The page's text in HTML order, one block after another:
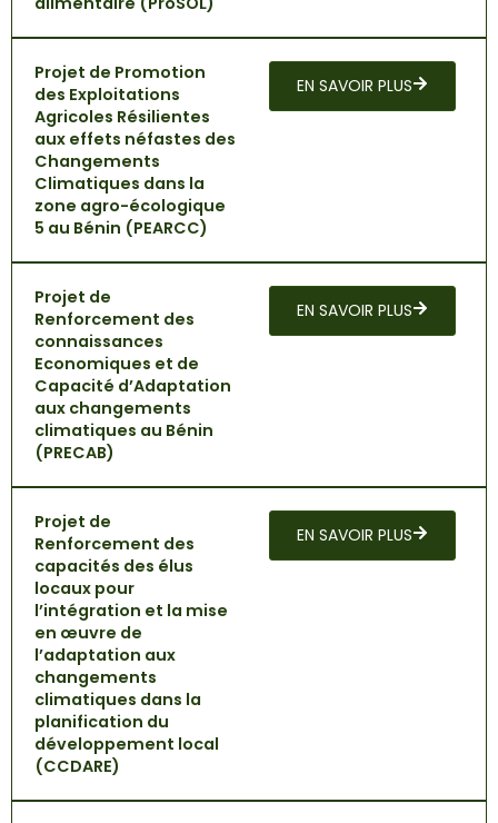
Projet de Promotion
des Exploitations
Agricoles Résilientes
aux effets néfastes des
Changements
Climatiques dans la
zone agro-écologique
5 au Bénin (PEARCC)
EN SAVOIR PLUS
Projet de
Renforcement des
connaissances
Economiques et de
Capacité d’Adaptation
aux changements
climatiques au Bénin
(PRECAB)
EN SAVOIR PLUS
Projet de
Renforcement des
capacités des élus
locaux pour
l’intégration et la mise
en œuvre de
l’adaptation aux
changements
climatiques dans la
planification du
développement local
(CCDARE)
EN SAVOIR PLUS